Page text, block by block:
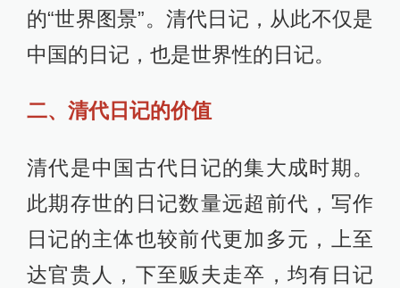
的“世界图景”。清代日记，从此不仅是
中国的日记，也是世界性的日记。
二、清代日记的价值
清代是中国古代日记的集大成时期。
此期存世的日记数量远超前代，写作
日记的主体也较前代更加多元，上至
达官贵人，下至贩夫走卒，均有日记